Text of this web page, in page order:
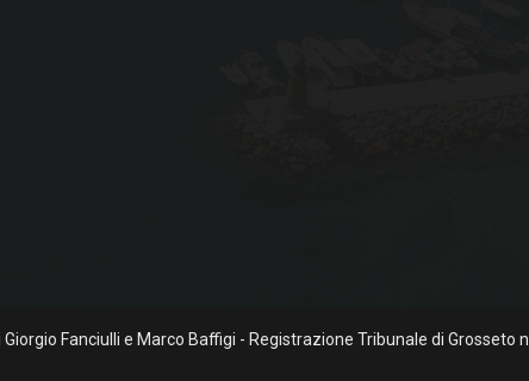
Fanciulli e Marco Baffigi - Registrazione Tribunale di Grosseto